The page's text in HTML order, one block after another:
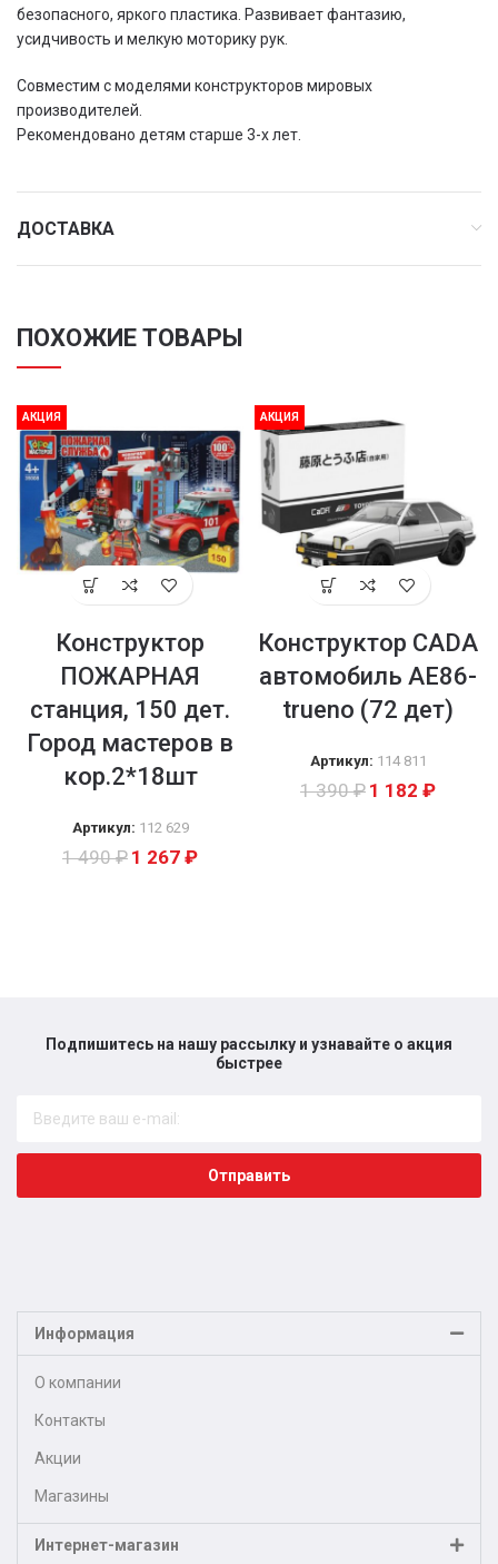
безопасного, яркого пластика. Развивает фантазию,
усидчивость и мелкую моторику рук.
Совместим с моделями конструкторов мировых
производителей.
Рекомендовано детям старше 3-х лет.
ДОСТАВКА
ПОХОЖИЕ ТОВАРЫ
АКЦИЯ
Конструктор
ПОЖАРНАЯ
станция, 150 дет.
Город мастеров в
кор.2*18шт
Артикул: 112 629
1 490₽ 1 267 ₽
АКЦИЯ
Конструктор CADA
автомобиль AE86-
trueno (72 дет)
Артикул: 114 811
1 390₽ 1 182 ₽
Подпишитесь на нашу рассылку и узнавайте о акция
быстрее​
Отправить
Информация
О компании
Контакты
Акции
Магазины
Интернет-магазин